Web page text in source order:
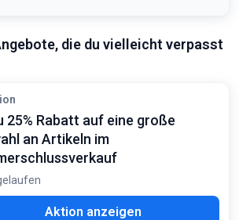
Helm während des Transports im
schützt
Cairn Impulse Set mit Helmcase
die du vielleicht verpasst
25% Rabatt auf eine große
an Artikeln im
Aktion anzeigen